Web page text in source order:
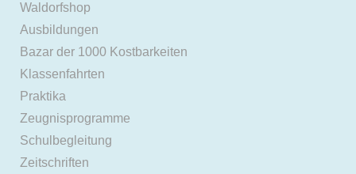
Waldorfshop
Ausbildungen
Bazar der 1000 Kostbarkeiten
Klassenfahrten
Praktika
Zeugnisprogramme
Schulbegleitung
Zeitschriften